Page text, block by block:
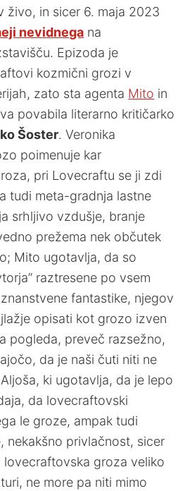
živo, in sicer 6. maja 2023
nevidnega na
Epizoda je
kozmični grozi v
zato sta agenta Mito in
povabila literarno kritičarko
Šoster. Veronika
poimenuje kar
pri Lovecraftu se ji zdi
tudi meta-gradnja lastne
srhljivo vzdušje, branje
prežema nek občutek
Mito ugotavlja, da so
raztresene po vsem
fantastike, njegov
opisati kot grozo izven
pogleda, preveč razsežno,
da je naši čuti niti ne
ki ugotavlja, da je lepo
da lovecraftovski
le groze, ampak tudi
nekakšno privlačnost, sicer
lovecraftovska groza veliko
ne more pa niti mimo